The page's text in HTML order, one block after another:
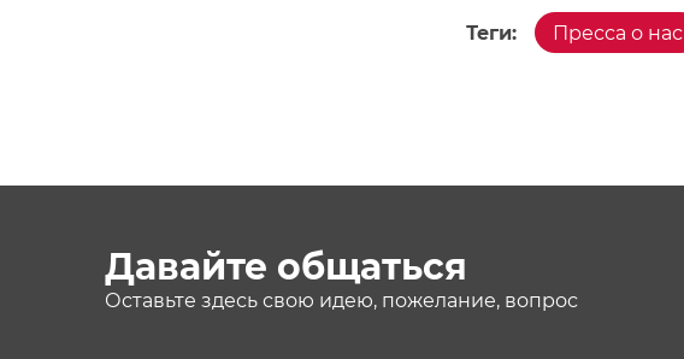
Теги: Пресса о нас
Давайте общаться
Оставьте здесь свою идею, пожелание, вопрос